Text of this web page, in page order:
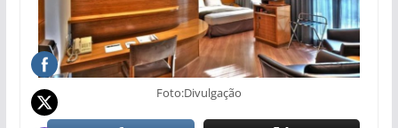
Foto:Divulgação